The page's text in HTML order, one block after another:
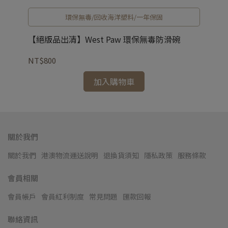
環保無毒/回收海洋塑料/一年保固
【絕版品出清】West Paw 環保無毒防滑碗
NT$800
加入購物車
關於我們
關於我們 港澳物流運送說明 退換貨須知 隱私政策 服務條款
會員相關
會員帳戶 會員紅利制度 常見問題 匯款回報
聯絡資訊